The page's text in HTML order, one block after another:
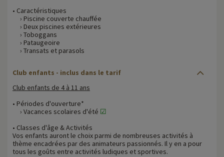
• Caractéristiques
› Piscine couverte chauffée
› Deux piscines extérieures
› Toboggans
› Pataugeoire
› Transats et parasols
Club enfants - inclus dans le tarif
Club enfants de 4 à 11 ans
• Périodes d'ouverture*
› Vacances scolaires d'été ☑
• Classes d'âge & Activités
Vos enfants auront le choix parmi de nombreuses activités à
thème encadrées par des animateurs passionnés. Il y en a pour
tous les goûts entre activités ludiques et sportives.